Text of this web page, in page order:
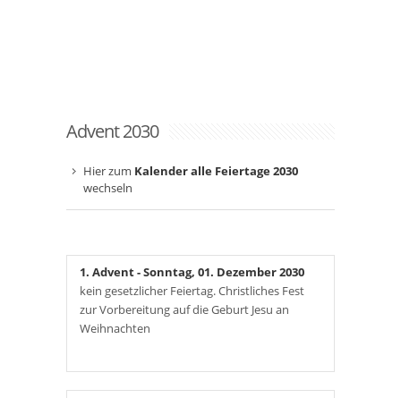
Advent 2030
Hier zum Kalender alle Feiertage 2030
wechseln
1. Advent- Sonntag, 01. Dezember 2030
kein gesetzlicher Feiertag. Christliches Fest
zur Vorbereitung auf die Geburt Jesu an
Weihnachten